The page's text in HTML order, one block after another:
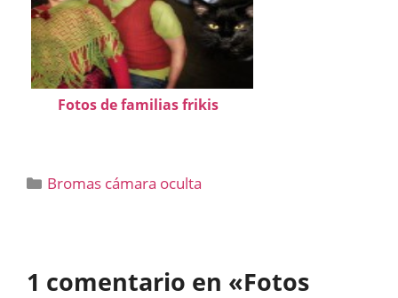
Fotos de familias frikis
Categorías
Bromas cámara oculta
1 comentario en «Fotos